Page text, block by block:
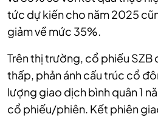
tức dự kiến cho năm 2025
giảm về mức 35%.
Trên thị trường, cổ phiếu SZB
thấp, phản ánh cấu trúc cổ
lượng giao dịch bình quân 1
cổ phiếu/phiên. Kết phiên